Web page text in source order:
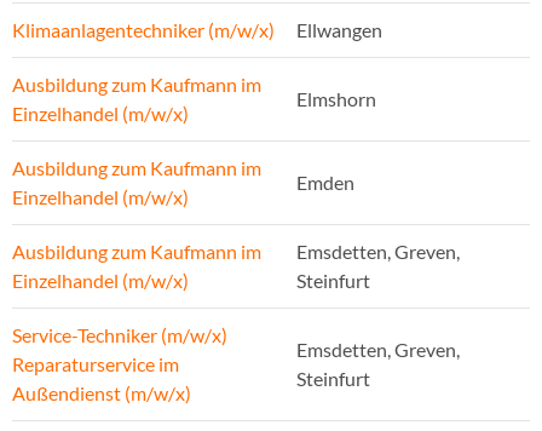
Klimaanlagentechniker (m/w/x) Ellwangen
Ausbildung zum Kaufmann im
Einzelhandel (m/w/x)
Elmshorn
Ausbildung zum Kaufmann im
Einzelhandel (m/w/x)
Emden
Ausbildung zum Kaufmann im
Einzelhandel (m/w/x)
Emsdetten, Greven,
Steinfurt
Service-Techniker (m/w/x)
Reparaturservice im
Außendienst (m/w/x)
Emsdetten, Greven,
Steinfurt